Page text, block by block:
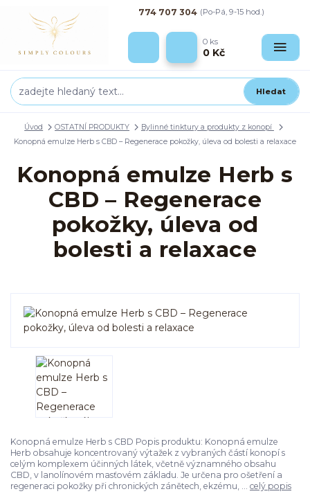
Hledat
774 707 304 (Po-Pá, 9-15 hod.)
0 ks
0 Kč
Úvod OSTATNÍ PRODUKTY
Bylinné tinktury a produkty z konopí
Konopná emulze Herb s CBD – Regenerace pokožky, úleva od bolesti a relaxace
Konopná emulze Herb s
CBD – Regenerace
pokožky, úleva od
bolesti a relaxace
Konopná emulze Herb s CBD Popis produktu: Konopná emulze
Herb obsahuje koncentrovaný výtažek z vybraných částí konopí s
celým komplexem účinných látek, včetně významného obsahu
CBD, v lanolínovém masťovém základu. Je určena pro ošetření a
regeneraci pokožky při chronických zánětech, ekzému, ... celý popis